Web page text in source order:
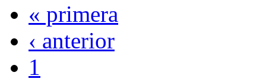
« primera
‹ anterior
1